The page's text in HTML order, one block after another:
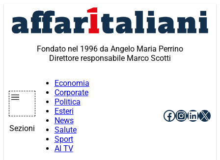
contenuto
Fondato nel 1996 da Angelo Maria Perrino
Direttore responsabile Marco Scotti
Sezioni
Economia
Corporate
Politica
Esteri
News
Salute
Sport
AI TV
Facebook
X